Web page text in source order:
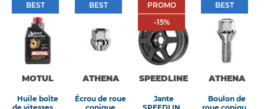
BEST
BEST
MOTUL
Huile boîte
BEST
BEST
ATHENA
Écrou de roue
PROMO
%
PROMO
-15%
SPEEDLINE
Jante
BEST
BEST
ATHENA
Boulon de